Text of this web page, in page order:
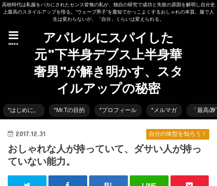
高校時代は私服をバカにされたセンス皆無の私が、独自の研究で成功と失敗の原因を解明し自分史
上最高のスタイルアップを悟る。”ウェーブ男子”を最短でかっこよくするおしゃれの本質。服で人
生は変わらないが、「自分」くらいは変えられる。
アパレルにスパイした
元”下半身デブス上半身華
奢男”が解き明かす、スタ
イルアップの秘密
menu
*はじめに。 *Mr.Tの目的 *プロフィール *メルマガ 「最高
自分の体型を知ろう！
2017.12.31
おしゃれな人が持っていて、ダサい人が持っ
ていない能力。